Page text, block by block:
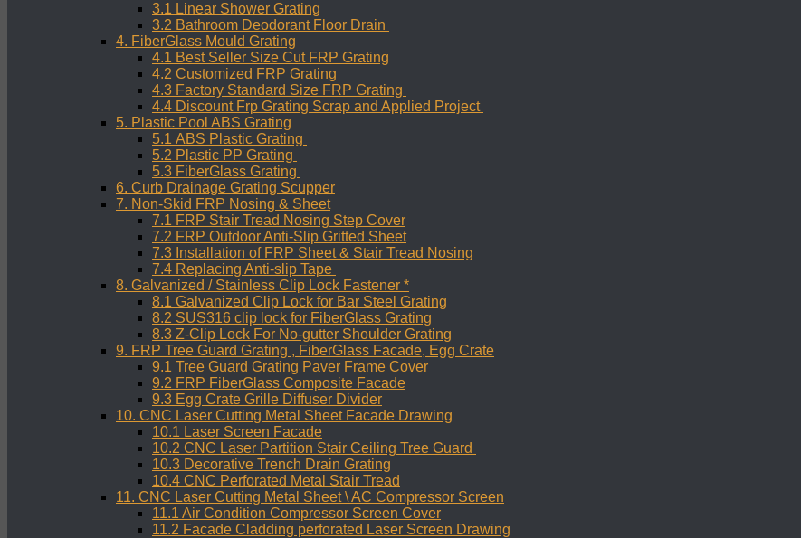
3.1 Linear Shower Grating
3.2 Bathroom Deodorant Floor Drain
4. FiberGlass Mould Grating
4.1 Best Seller Size Cut FRP Grating
4.2 Customized FRP Grating
4.3 Factory Standard Size FRP Grating
4.4 Discount Frp Grating Scrap and Applied Project
5. Plastic Pool ABS Grating
5.1 ABS Plastic Grating
5.2 Plastic PP Grating
5.3 FiberGlass Grating
6. Curb Drainage Grating Scupper
7. Non-Skid FRP Nosing & Sheet
7.1 FRP Stair Tread Nosing Step Cover
7.2 FRP Outdoor Anti-Slip Gritted Sheet
7.3 Installation of FRP Sheet & Stair Tread Nosing
7.4 Replacing Anti-slip Tape
8. Galvanized / Stainless Clip Lock Fastener *
8.1 Galvanized Clip Lock for Bar Steel Grating
8.2 SUS316 clip lock for FiberGlass Grating
8.3 Z-Clip Lock For No-gutter Shoulder Grating
9. FRP Tree Guard Grating , FiberGlass Facade, Egg Crate
9.1 Tree Guard Grating Paver Frame Cover
9.2 FRP FiberGlass Composite Facade
9.3 Egg Crate Grille Diffuser Divider
10. CNC Laser Cutting Metal Sheet Facade Drawing
10.1 Laser Screen Facade
10.2 CNC Laser Partition Stair Ceiling Tree Guard
10.3 Decorative Trench Drain Grating
10.4 CNC Perforated Metal Stair Tread
11. CNC Laser Cutting Metal Sheet \ AC Compressor Screen
11.1 Air Condition Compressor Screen Cover
11.2 Facade Cladding perforated Laser Screen Drawing